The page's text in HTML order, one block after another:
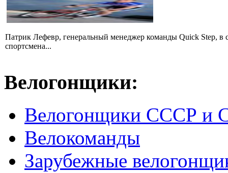
Патрик Лефевр, генеральный менеджер команды Quick Step, в
спортсмена...
Велогонщики:
Велогонщики СССР и
Велокоманды
Зарубежные